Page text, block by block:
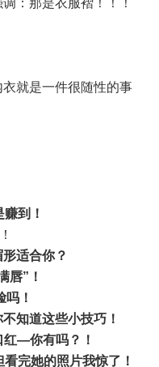
：那是衣服褶！！！
就是一件很随性的事
到！
适合你？
唇”！
！
知道这些小技巧！
—你有吗？！
完她的照片我惊了！